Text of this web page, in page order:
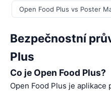
Open Food Plus vs Poster
Bezpečnostní
Plus
Co je Open Food Plus?
Open Food Plus je